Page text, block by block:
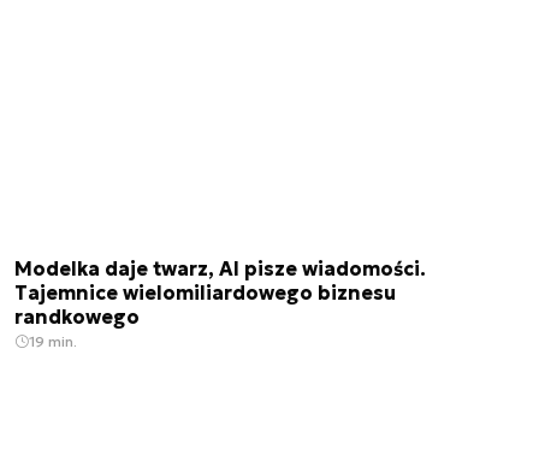
Modelka daje twarz, AI pisze wiadomości.
Tajemnice wielomiliardowego biznesu
randkowego
19 min.